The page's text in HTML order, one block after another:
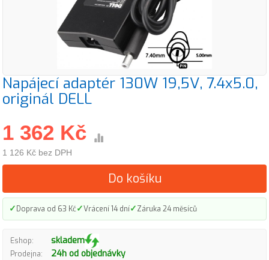
Napájecí adaptér 130W 19,5V, 7.4x5.0,
originál DELL
1 362 Kč
1 126 Kč bez DPH
Do košíku
✓Doprava od 63 Kč✓Vrácení 14 dní✓Záruka 24 měsíců
Eshop: skladem
Prodejna: 24h od objednávky